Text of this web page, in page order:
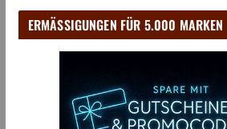
ERMÄSSIGUNGEN FÜR 5.000 MARKEN